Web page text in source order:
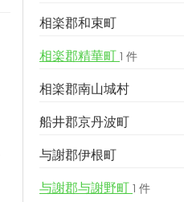
相楽郡和束町
相楽郡精華町 1 件
相楽郡南山城村
船井郡京丹波町
与謝郡伊根町
与謝郡与謝野町 1 件